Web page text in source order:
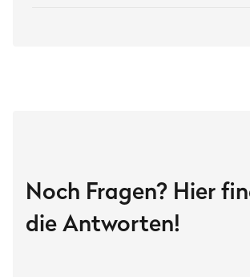
Noch Fragen? Hier
die Antworten!